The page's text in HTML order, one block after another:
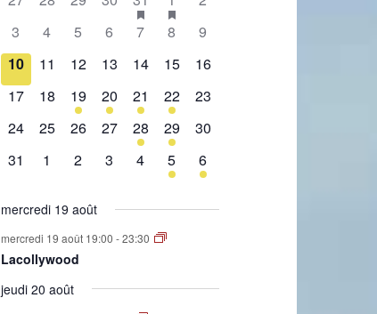
de
Évènements
évènement,évènement,
évènement,évènements,
0
évènement,
3
0
4
0
5
0
6
0
7
0
8
0
9
0
évènement,
10
0
11
0
12
0
13
0
14
0
15
0
16
0
évènement,
17
0
évènement,
18
1
évènement,
19
2
évènements,
20
1
évènement,
21
2
évènements,
22
0
23
0
24
0
25
0
évènement,
26
0
évènement,
27
1
évènement,
28
1
évènement,
29
0
30
0
31
0
1
0
2
0
évènement,
3
0
évènement,
4
1
évènement,
5
1
évènement,
6
mercredi 19 août
mercredi 19 août 19:00 -23:30
Lacollywood
jeudi 20 août